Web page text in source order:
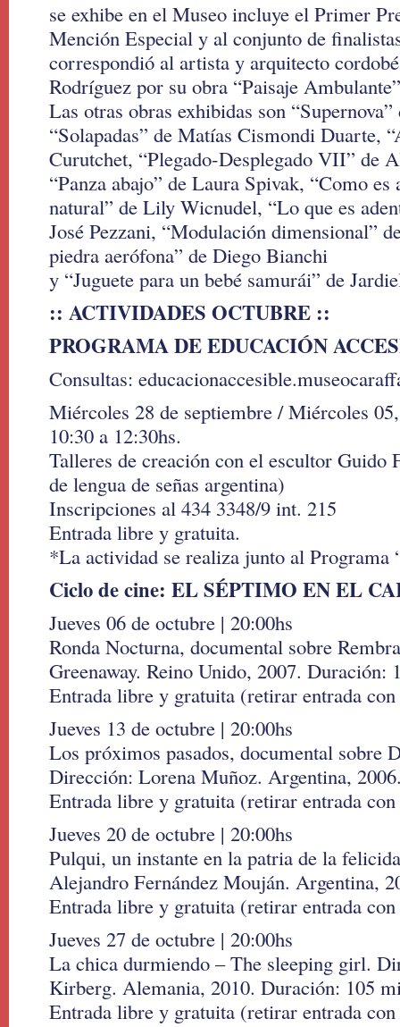
se exhibe en el Museo incluye el Primer
Mención Especial y al conjunto de
correspondió al artista y arquitecto
Rodríguez por su obra “Paisaje
Las otras obras exhibidas son
“Solapadas” de Matías Cismondi Duarte,
Curutchet, “Plegado-Desplegado VII” de
“Panza abajo” de Laura Spivak, “Como
natural” de Lily Wicnudel, “Lo que es
José Pezzani, “Modulación dimensional”
piedra aerófona” de Diego Bianchi
y “Juguete para un bebé samurái” de
:: ACTIVIDADES OCTUBRE ::
PROGRAMA DE EDUCACIÓN
Consultas:
Miércoles 28 de septiembre / Miércoles
10:30 a 12:30hs.
Talleres de creación con el escultor Guido
de lengua de señas argentina)
Inscripciones al 434 3348/9 int. 215
Entrada libre y gratuita.
*La actividad se realiza junto al Programa
Ciclo de cine: EL SÉPTIMO EN EL
Jueves 06 de octubre | 20:00hs
Ronda Nocturna, documental sobre
Greenaway. Reino Unido, 2007. Duración:
Entrada libre y gratuita (retirar entrada
Jueves 13 de octubre | 20:00hs
Los próximos pasados, documental sobre
Dirección: Lorena Muñoz. Argentina,
Entrada libre y gratuita (retirar entrada
Jueves 20 de octubre | 20:00hs
Pulqui, un instante en la patria de la
Alejandro Fernández Mouján. Argentina,
Entrada libre y gratuita (retirar entrada
Jueves 27 de octubre | 20:00hs
La chica durmiendo – The sleeping girl.
Kirberg. Alemania, 2010. Duración: 105
Entrada libre y gratuita (retirar entrada